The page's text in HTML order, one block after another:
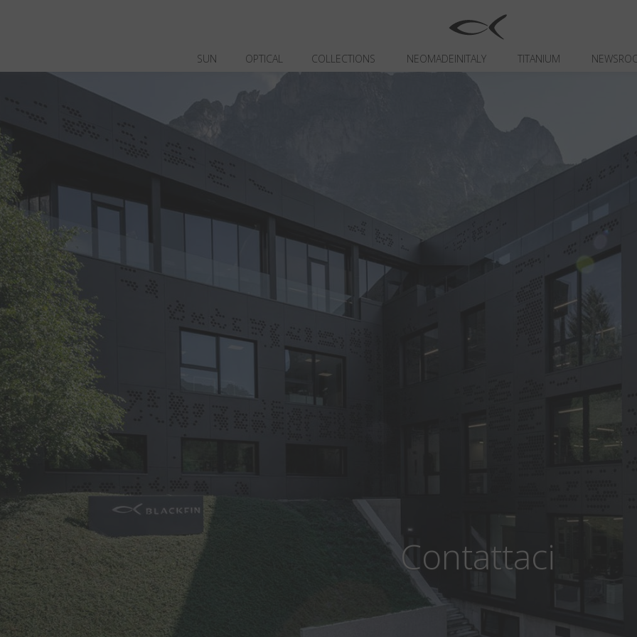
SUN OPTICAL COLLECTIONS NEOMADEINITALY TITANIUM
Contattaci